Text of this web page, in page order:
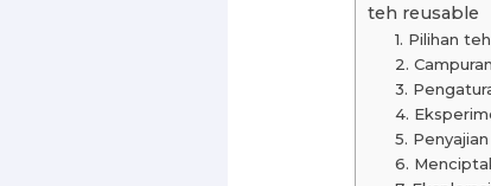
teh reusable
1. Pilihan
2.
3.
4.
5.
6.